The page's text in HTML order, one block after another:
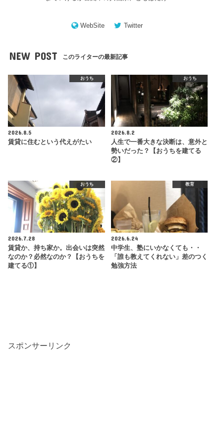
WebSite Twitter
NEW POST このライターの最新記事
おうち
2026.8.5
賃貸に住むという代えがたい
おうち
2026.8.2
人生で一番大きな決断は、意外と
勢いだった？【おうちを建てる
②】
おうち
2026.7.28
賃貸か、持ち家か。出会いは突然
なのか？必然なのか？【おうちを
建てる①】
教育
2026.6.24
中学生、塾にいかなくても・・
「誰も教えてくれない」差のつく
勉強方法
スポンサーリンク